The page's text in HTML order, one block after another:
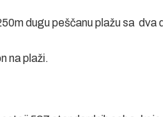
dugu peščanu plažu sa dva
na plaži.